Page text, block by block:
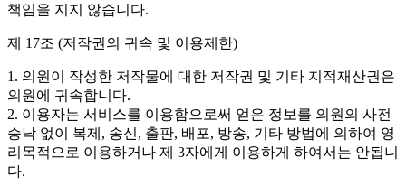
책임을 지지 않습니다.
제 17조 (저작권의 귀속 및 이용제한)
1. 의원이 작성한 저작물에 대한 저작권 및 기타 지적재산권은
의원에 귀속합니다.
2. 이용자는 서비스를 이용함으로써 얻은 정보를 의원의 사전
승낙 없이 복제, 송신, 출판, 배포, 방송, 기타 방법에 의하여 영
리목적으로 이용하거나 제 3자에게 이용하게 하여서는 안됩니
다.